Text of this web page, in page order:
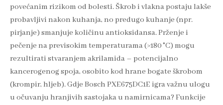
povećanim rizikom od bolesti. Škrob i vlakna postaju lakše
probavljivi nakon kuhanja, no predugo kuhanje (npr.
pirjanje) smanjuje količinu antioksidansa. Prženje i
pečenje na previsokim temperaturama (>180 °C) mogu
rezultirati stvaranjem akrilamida – potencijalno
kancerogenog spoja, osobito kod hrane bogate škrobom
(krompir, hljeb). Gdje Bosch PXE675DC1E igra važnu ulogu
u očuvanju hranjivih sastojaka u namirnicama? Funkcije